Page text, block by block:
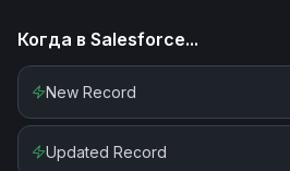
Когда в Salesforce...
New Record
Updated Record